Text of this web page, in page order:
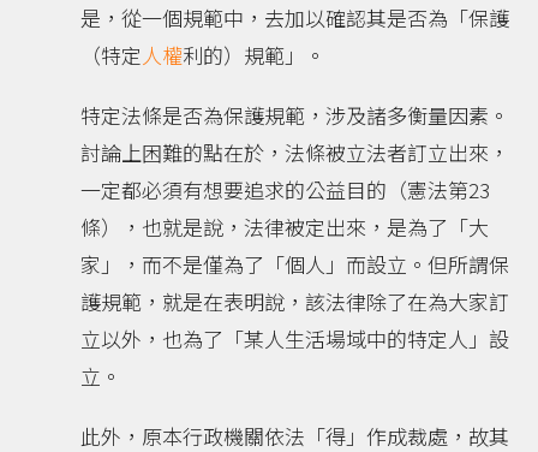
是，從一個規範中，去加以確認其是否為「保護
（特定 人權利的）規範」。
特定法條是否為保護規範，涉及諸多衡量因素。
討論上困難的點在於，法條被立法者訂立出來，
一定都必須有想要追求的公益目的（憲法第23
條），也就是說，法律被定出來，是為了「大
家」，而不是僅為了「個人」而設立。但所謂保
護規範，就是在表明說，該法律除了在為大家訂
立以外，也為了「某人生活場域中的特定人」設
立。
此外，原本行政機關依法「得」作成裁處，故其